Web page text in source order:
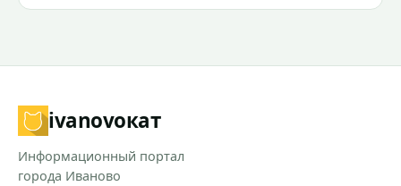
ivanovoкат
Информационный портал
города Иваново